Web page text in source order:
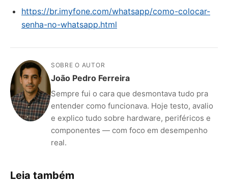
https://br.imyfone.com/whatsapp/como-colocar-
senha-no-whatsapp.html
SOBRE O AUTOR
João Pedro Ferreira
Sempre fui o cara que desmontava tudo pra
entender como funcionava. Hoje testo, avalio
e explico tudo sobre hardware, periféricos e
componentes — com foco em desempenho
real.
Leia também